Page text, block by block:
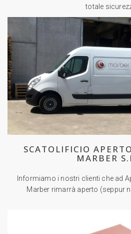
totale
SCATOLIFICIO
MARBER
Informiamo i nostri clienti che ad
Marber rimarrà aperto (seppur